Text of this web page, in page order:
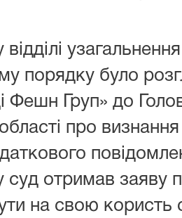
порядку було
Фешн Груп» до
про
суд отримав заяву
на свою користь